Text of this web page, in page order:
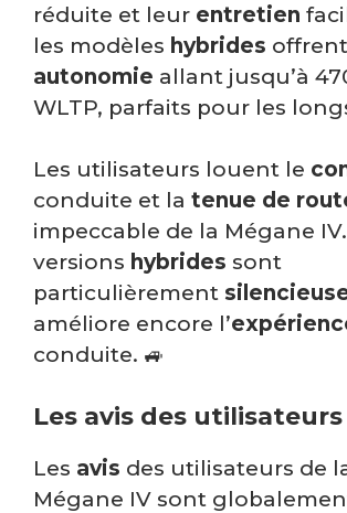
réduite et leur entretien
les modèles hybrides
autonomie allant jusqu’à
WLTP, parfaits pour les
Les utilisateurs louent le
conduite et la tenue de
impeccable de la Mégane
versions hybrides sont
particulièrement
améliore encore l’
conduite. 🚙
Les avis des utilisateurs
Les avis des utilisateurs de
Mégane IV sont